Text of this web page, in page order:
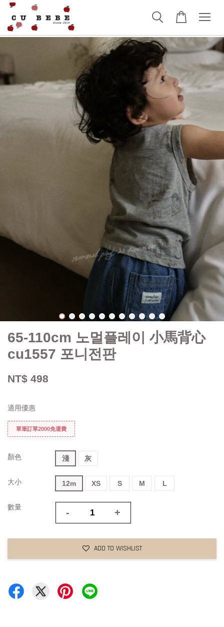
65-110cm 노멀플레이 小馬背心
cu1557 포니전판
NT$ 498
適用優惠
單筆訂單2000免運費
顏色 淺 灰
大小 12m XS S M L
數量 - +
ADD TO WISHLIST